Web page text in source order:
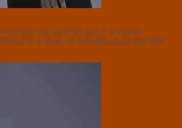
øst eller vest, nord eller syd, er det snarere
for at bryde ud og forsøge sig på egen hånd.